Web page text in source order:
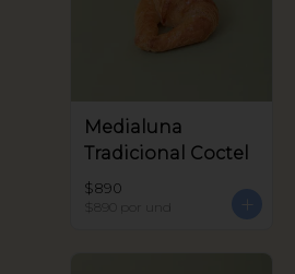
Medialuna
Tradicional Coctel
$890
$890 por und